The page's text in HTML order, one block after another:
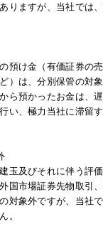
りますが、当社では
預け金（有価証券の
）は、分別保管の対
ら預かったお金は、
い、極力当社に滞留
玉及びそれに伴う評
国市場証券先物取引
対象外ですが、当社
。